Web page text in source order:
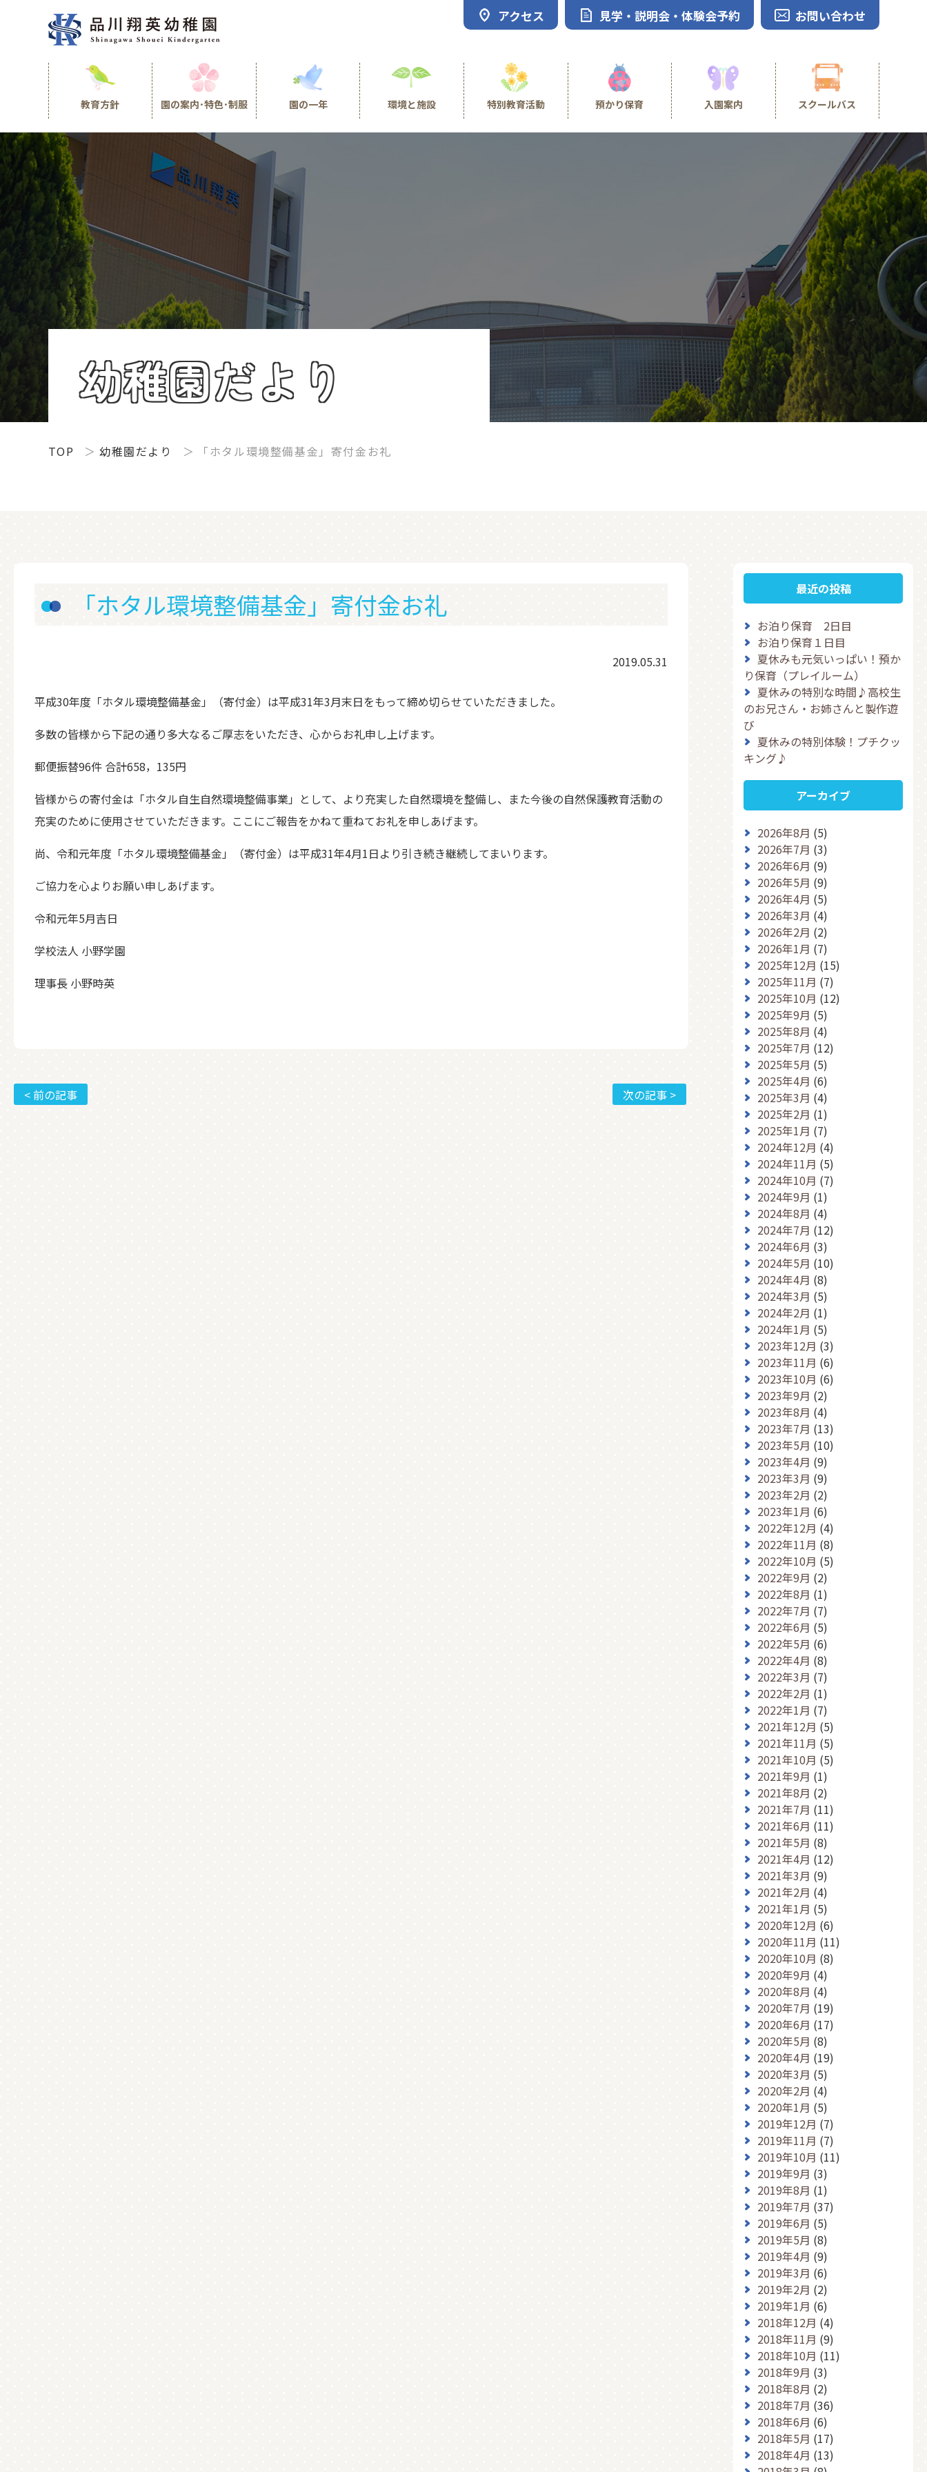
アクセス 見学・説明会・体験会予約 お問い合わせ
教育方針 園の案内･特色･制服 園の一年 環境と施設 特別教育活動 預かり保育 入園案内 スクールバス
幼稚園だより
TOP 幼稚園だより 「ホタル環境整備基金」寄付金お礼
「ホタル環境整備基金」寄付金お礼
2019.05.31
平成30年度「ホタル環境整備基金」（寄付金）は平成31年3月末日をもって締め切らせていただきました。
多数の皆様から下記の通り多大なるご厚志をいただき、心からお礼申し上げます。
郵便振替96件 合計658，135円
皆様からの寄付金は「ホタル自生自然環境整備事業」として、より充実した自然環境を整備し、また今後の自然保護教育活動の
充実のために使用させていただきます。ここにご報告をかねて重ねてお礼を申しあげます。
尚、令和元年度「ホタル環境整備基金」（寄付金）は平成31年4月1日より引き続き継続してまいります。
ご協力を心よりお願い申しあげます。
令和元年5月吉日
学校法人 小野学園
理事長 小野時英
< 前の記事 次の記事 >
最近の投稿
お泊り保育 2日目
お泊り保育１日目
夏休みも元気いっぱい！預か
り保育（プレイルーム）
夏休みの特別な時間♪高校生
のお兄さん・お姉さんと製作遊
び
夏休みの特別体験！プチクッ
キング♪
アーカイブ
2026年8月 (5)
2026年7月 (3)
2026年6月 (9)
2026年5月 (9)
2026年4月 (5)
2026年3月 (4)
2026年2月 (2)
2026年1月 (7)
2025年12月 (15)
2025年11月 (7)
2025年10月 (12)
2025年9月 (5)
2025年8月 (4)
2025年7月 (12)
2025年5月 (5)
2025年4月 (6)
2025年3月 (4)
2025年2月 (1)
2025年1月 (7)
2024年12月 (4)
2024年11月 (5)
2024年10月 (7)
2024年9月 (1)
2024年8月 (4)
2024年7月 (12)
2024年6月 (3)
2024年5月 (10)
2024年4月 (8)
2024年3月 (5)
2024年2月 (1)
2024年1月 (5)
2023年12月 (3)
2023年11月 (6)
2023年10月 (6)
2023年9月 (2)
2023年8月 (4)
2023年7月 (13)
2023年5月 (10)
2023年4月 (9)
2023年3月 (9)
2023年2月 (2)
2023年1月 (6)
2022年12月 (4)
2022年11月 (8)
2022年10月 (5)
2022年9月 (2)
2022年8月 (1)
2022年7月 (7)
2022年6月 (5)
2022年5月 (6)
2022年4月 (8)
2022年3月 (7)
2022年2月 (1)
2022年1月 (7)
2021年12月 (5)
2021年11月 (5)
2021年10月 (5)
2021年9月 (1)
2021年8月 (2)
2021年7月 (11)
2021年6月 (11)
2021年5月 (8)
2021年4月 (12)
2021年3月 (9)
2021年2月 (4)
2021年1月 (5)
2020年12月 (6)
2020年11月 (11)
2020年10月 (8)
2020年9月 (4)
2020年8月 (4)
2020年7月 (19)
2020年6月 (17)
2020年5月 (8)
2020年4月 (19)
2020年3月 (5)
2020年2月 (4)
2020年1月 (5)
2019年12月 (7)
2019年11月 (7)
2019年10月 (11)
2019年9月 (3)
2019年8月 (1)
2019年7月 (37)
2019年6月 (5)
2019年5月 (8)
2019年4月 (9)
2019年3月 (6)
2019年2月 (2)
2019年1月 (6)
2018年12月 (4)
2018年11月 (9)
2018年10月 (11)
2018年9月 (3)
2018年8月 (2)
2018年7月 (36)
2018年6月 (6)
2018年5月 (17)
2018年4月 (13)